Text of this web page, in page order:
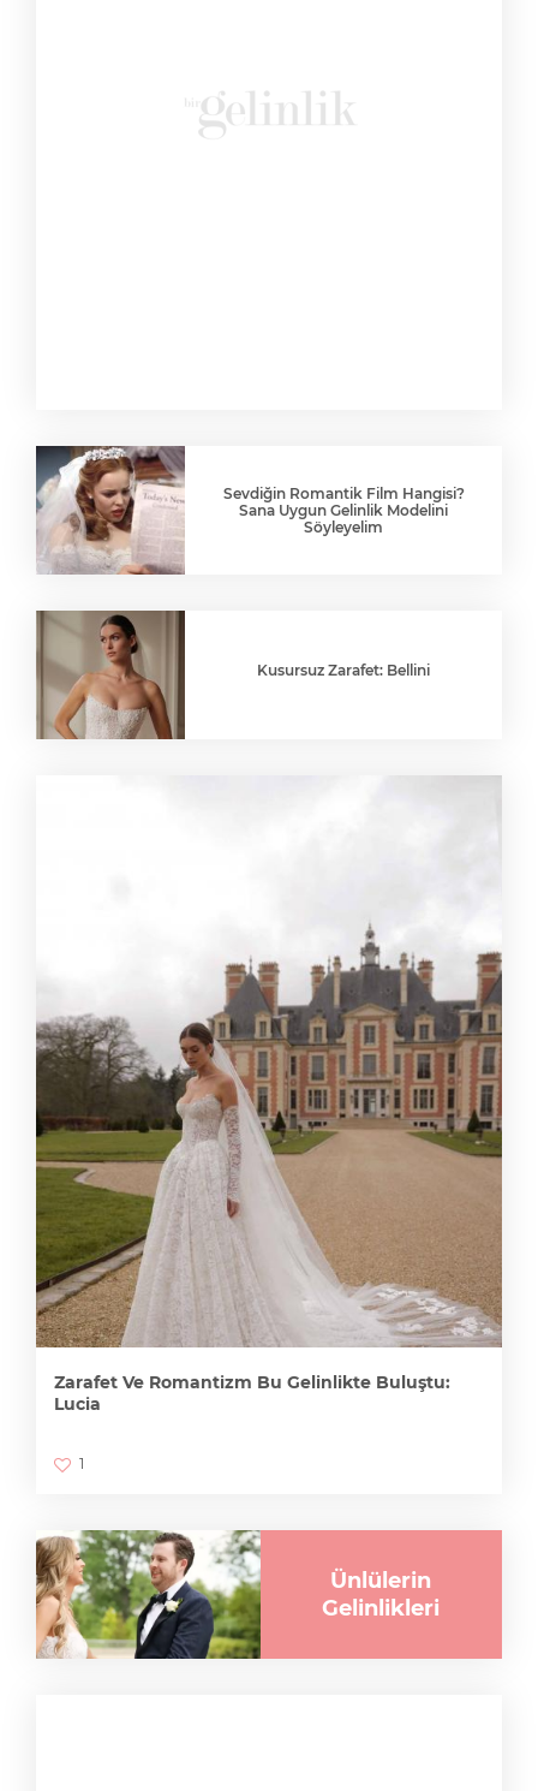
Sevdiğin Romantik Film Hangisi?
Sana Uygun Gelinlik Modelini
Söyleyelim
Kusursuz Zarafet: Bellini
Zarafet Ve Romantizm Bu Gelinlikte Buluştu:
Lucia
1
Ünlülerin
Gelinlikleri